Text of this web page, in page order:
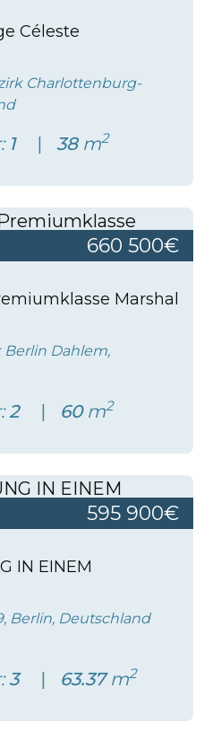
Céleste
Charlottenburg-
1 38m2
660 500€
Marshal
Berlin Dahlem,
2 60m2
595 900€
IN EINEM
Berlin, Deutschland
3 63.37m2